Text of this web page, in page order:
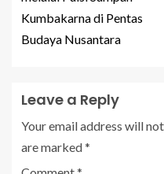
Kumbakarna di Pentas
Budaya Nusantara
Leave a Reply
Your email address will
are marked*